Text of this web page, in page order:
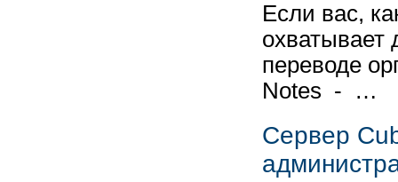
Если вас,
охватывает
переводе
Notes - …
Сервер